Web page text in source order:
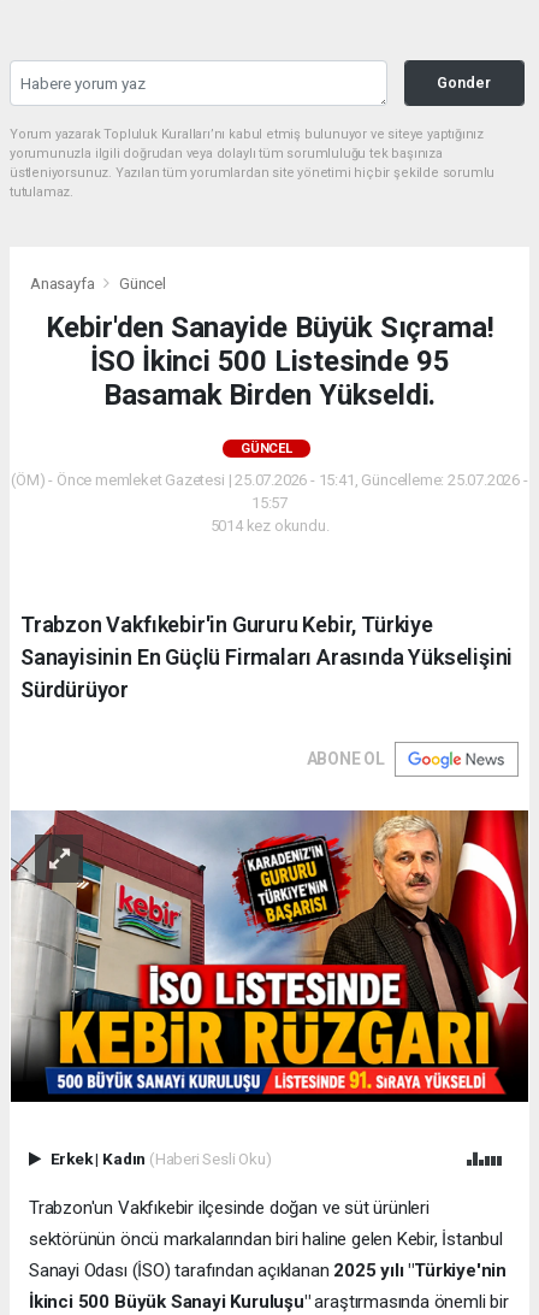
Gonder
Yorum yazarak Topluluk Kuralları’nı kabul etmiş bulunuyor ve siteye yaptığınız
yorumunuzla ilgili doğrudan veya dolaylı tüm sorumluluğu tek başınıza
üstleniyorsunuz. Yazılan tüm yorumlardan site yönetimi hiçbir şekilde sorumlu
tutulamaz.
Anasayfa Güncel
Kebir'den Sanayide Büyük Sıçrama!
İSO İkinci 500 Listesinde 95
Basamak Birden Yükseldi.
GÜNCEL
(ÖM) - Önce memleket Gazetesi | 25.07.2026 - 15:41, Güncelleme: 25.07.2026 -
15:57
5014 kez okundu.
Trabzon Vakfıkebir'in Gururu Kebir, Türkiye
Sanayisinin En Güçlü Firmaları Arasında Yükselişini
Sürdürüyor
ABONE OL
Erkek| Kadın (Haberi Sesli Oku)
Trabzon'un Vakfıkebir ilçesinde doğan ve süt ürünleri
sektörünün öncü markalarından biri haline gelen Kebir, İstanbul
Sanayi Odası (İSO) tarafından açıklanan 2025 yılı "Türkiye'nin
İkinci 500 Büyük Sanayi Kuruluşu"araştırmasında önemli bir